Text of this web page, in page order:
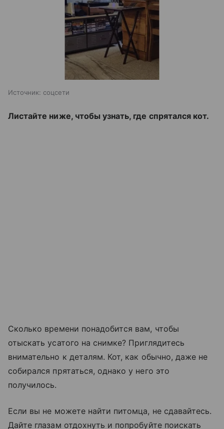
Источник: соцсети
Листайте ниже, чтобы узнать, где спрятался кот.
Сколько времени понадобится вам, чтобы
отыскать усатого на снимке? Приглядитесь
внимательно к деталям. Кот, как обычно, даже не
собирался прятаться, однако у него это
получилось.
Если вы не можете найти питомца, не сдавайтесь.
Дайте глазам отдохнуть и попробуйте поискать